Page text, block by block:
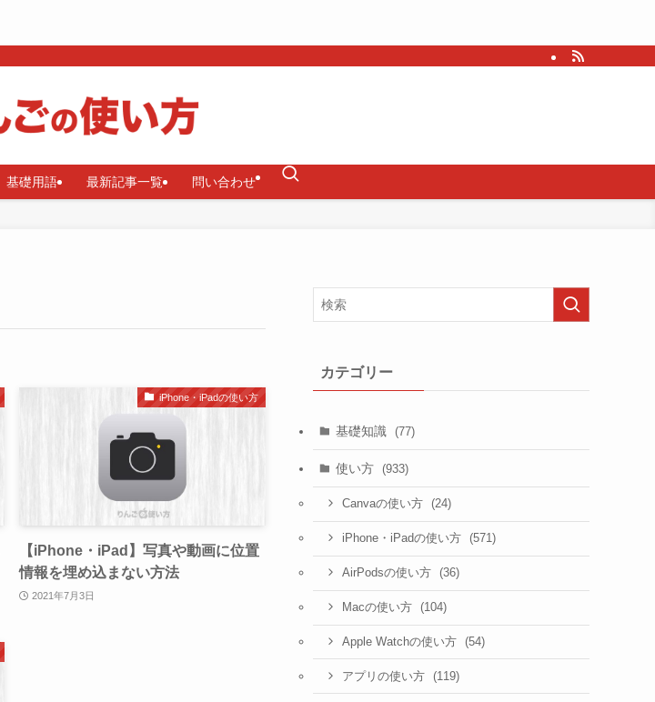
基礎用語 最新記事一覧 問い合わせ
iPhone・iPadの使い方
【iPhone・iPad】写真や動画に位置
情報を埋め込まない方法
2021年7月3日
カテゴリー
基礎知識 (77)
使い方 (933)
Canvaの使い方 (24)
iPhone・iPadの使い方 (571)
AirPodsの使い方 (36)
Macの使い方 (104)
Apple Watchの使い方 (54)
アプリの使い方 (119)